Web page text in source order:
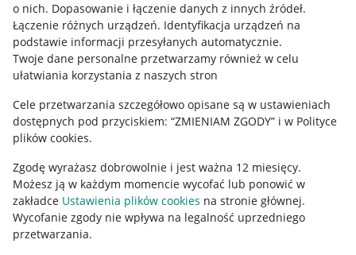
o nich. Dopasowanie i łączenie danych z innych źródeł.
Łączenie różnych urządzeń. Identyfikacja urządzeń na
podstawie informacji przesyłanych automatycznie.
Twoje dane personalne przetwarzamy również w celu
ułatwiania korzystania z naszych stron
Cele przetwarzania szczegółowo opisane są w ustawieniach
dostępnych pod przyciskiem: “ZMIENIAM ZGODY” i w Polityce
plików cookies.
Zgodę wyrażasz dobrowolnie i jest ważna 12 miesięcy.
Możesz ją w każdym momencie wycofać lub ponowić w
zakładce Ustawienia plików cookies na stronie głównej.
Wycofanie zgody nie wpływa na legalność uprzedniego
przetwarzania.
Regulamin
Polityka plików "cookies"
Ustawienia plików "cookies"
Udostępnianie lokalizacji
Informacje dla Aktu o Usługach Cyfrowych
Pobierz aplikację